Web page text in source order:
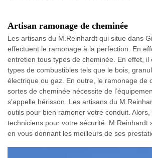
Artisan ramonage de cheminée
Les artisans du M.Reinhardt qui situe dans
effectuent le ramonage à la perfection. En
entretien tous types de cheminée. En effet, il
types de combustibles tels que le bois,
électrique ou gaz. En outre, le ramonage de
sortes de cheminée nécessite de
s’appelle hérisson. Les artisans du
outils pour bien ramoner votre conduit.
techniciens pour votre sécurité. M.Reinhardt
en vous donnant les meilleurs de ses